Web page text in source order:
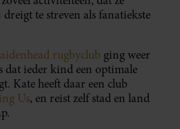
te streven als fanatiekste
rugbyclub ging weer
dat ieder kind een optimale
Kate heeft daar een club
Us, en reist zelf stad en land